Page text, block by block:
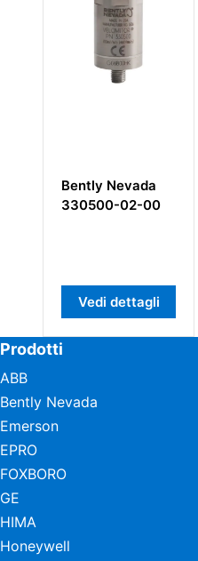
Bently Nevada
330500-02-00
Vedi dettagli
Prodotti
ABB
Bently Nevada
Emerson
EPRO
FOXBORO
GE
HIMA
Honeywell